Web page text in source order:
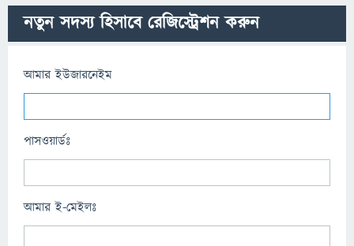
নতুন সদস্য হিসাবে রেজিস্ট্রেশন করুন
আমার ইউজারনেইম
পাসওয়ার্ডঃ
আমার ই-মেইলঃ